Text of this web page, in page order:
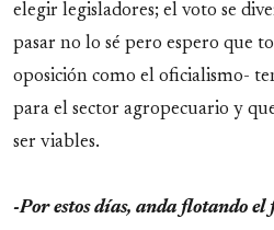
elegir legisladores; el voto se
pasar no lo sé pero espero que
oposición como el oficialismo-
para el sector agropecuario y
ser viables.
-Por estos días, anda flotando